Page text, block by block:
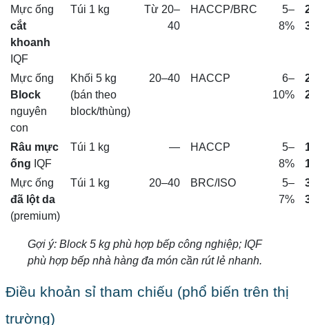
Mực ống
cắt
khoanh
IQF
Túi 1 kg
Từ 20–
40
HACCP/BRC
5–
8%
Mực ống
Block
nguyên
con
Khối 5 kg
(bán theo
block/thùng)
20–40 HACCP
6–
10%
Râu mực
ống IQF
Túi 1 kg — HACCP
5–
8%
Mực ống
đã lột da
(premium)
Túi 1 kg 20–40 BRC/ISO
5–
7%
Gợi ý: Block 5 kg phù hợp bếp công nghiệp; IQF
phù hợp bếp nhà hàng đa món cần rút lẻ nhanh.
Điều khoản sỉ tham chiếu (phổ biến trên thị
trường)